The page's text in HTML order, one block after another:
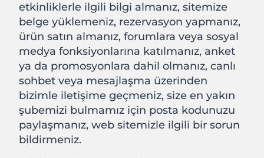
etkinliklerle ilgili bilgi almanız, sitemize
belge yüklemeniz, rezervasyon yapmanız,
ürün satın almanız, forumlara veya sosyal
medya fonksiyonlarına katılmanız, anket
ya da promosyonlara dahil olmanız, canlı
sohbet veya mesajlaşma üzerinden
bizimle iletişime geçmeniz, size en yakın
şubemizi bulmamız için posta kodunuzu
paylaşmanız, web sitemizle ilgili bir sorun
bildirmeniz.